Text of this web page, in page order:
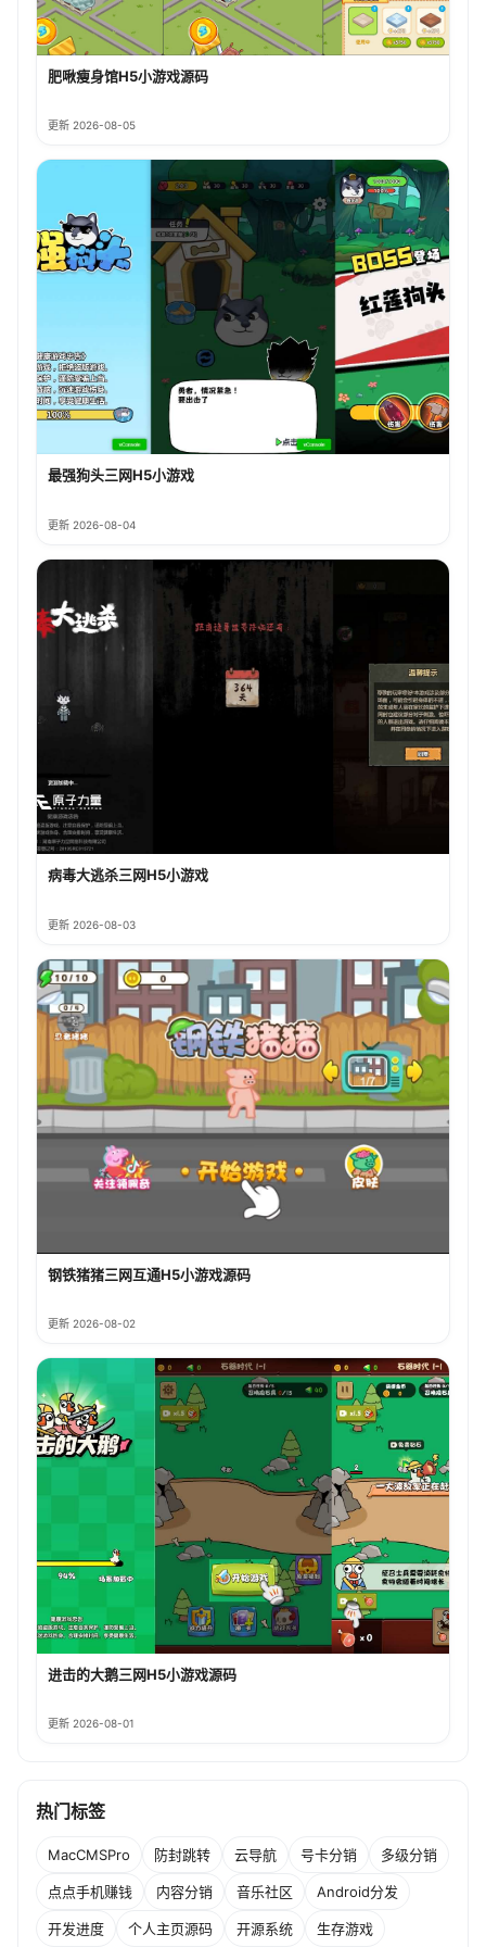
肥啾瘦身馆H5小游戏源码
更新 2026-08-05
最强狗头三网H5小游戏
更新 2026-08-04
病毒大逃杀三网H5小游戏
更新 2026-08-03
钢铁猪猪三网互通H5小游戏源码
更新 2026-08-02
进击的大鹅三网H5小游戏源码
更新 2026-08-01
热门标签
MacCMSPro 防封跳转 云导航 号卡分销 多级分销
点点手机赚钱 内容分销 音乐社区 Android分发
开发进度 个人主页源码 开源系统 生存游戏